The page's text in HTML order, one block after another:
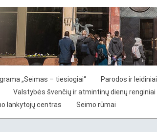
„Seimas – tiesiogiai“
Parodos ir leidiniai
Valstybės švenčių ir atmintinų dienų renginiai
lankytojų centras Seimo rūmai